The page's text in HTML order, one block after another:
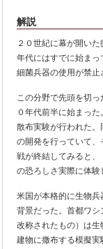
解説
２０世紀に幕が開い
年代にはすでに始ま
細菌兵器の使用が禁
この分野で先頭を切
０年代前半に始まっ
散布実験が行われた
の開発を行っていて
戦が終結してみると
の恐ろしさ実際に体
米国が本格的に生物
背景だった。首都ワ
改称されたもの）は
建物に撒布する模擬